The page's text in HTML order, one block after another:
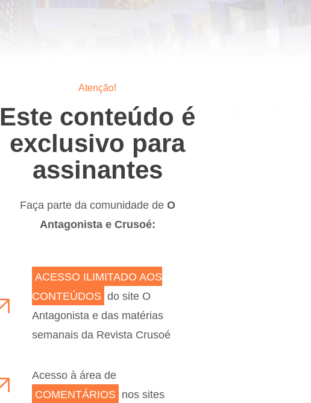
Atenção!
Este conteúdo é
exclusivo para
assinantes
Faça parte da comunidade de O
Antagonista e Crusoé:
ACESSO ILIMITADO AOS
CONTEÚDOS do site O
Antagonista e das matérias
semanais da Revista Crusoé
Acesso à área de
COMENTÁRIOS nos sites